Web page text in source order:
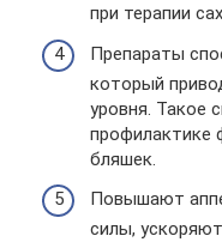
при терапии
Препараты
который
уровня. Такое
профилактике
бляшек.
Повышают
силы,